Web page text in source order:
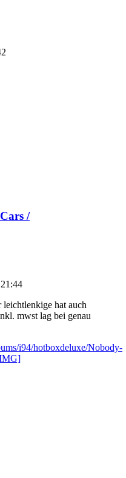
/
leichtlenkige hat auch
mwst lag bei genau
i94/hotboxdeluxe/Nobody-